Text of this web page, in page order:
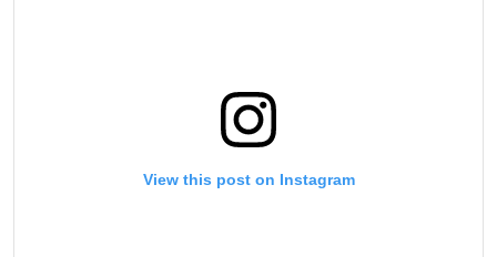
View this post on Instagram